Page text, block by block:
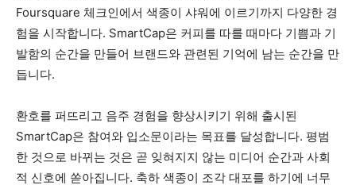
Foursquare 체크인에서 색종이 샤워에 이르기까지 다양한 경
험을 시작합니다. SmartCap은 커피를 따를 때마다 기쁨과 기
발함의 순간을 만들어 브랜드와 관련된 기억에 남는 순간을 만
듭니다.
환호를 퍼뜨리고 음주 경험을 향상시키기 위해 출시된
SmartCap은 참여와 입소문이라는 목표를 달성합니다. 평범
한 것으로 바뀌는 것은 곧 잊혀지지 않는 미디어 순간과 사회
적 신호에 쏟아집니다. 축하 색종이 조각 대포를 하기에 너무